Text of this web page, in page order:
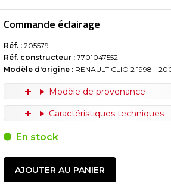
Commande éclairage
Réf. : 205579
Réf. constructeur : 7701047552
Modèle d'origine : RENAULT CLIO 2 1998 -
Modèle de provenance
Caractéristiques techniques
En stock
AJOUTER AU PANIER